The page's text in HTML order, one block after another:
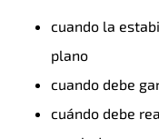
cuando la
plano
cuando debe
cuándo debe